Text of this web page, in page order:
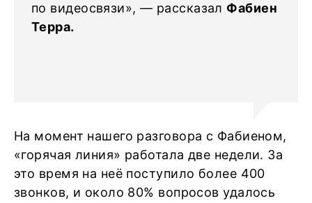
по видеосвязи», — рассказал Фабиен
Терра.
На момент нашего разговора с Фабиеном,
«горячая линия» работала две недели. За
это время на неё поступило более 400
звонков, и около 80% вопросов удалось